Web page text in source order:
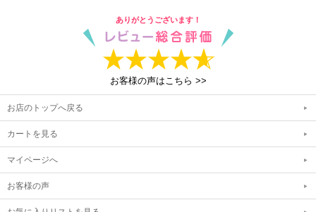
ありがとうございます！
お客様の声はこちら >>
お店のトップへ戻る
カートを見る
マイページへ
お客様の声